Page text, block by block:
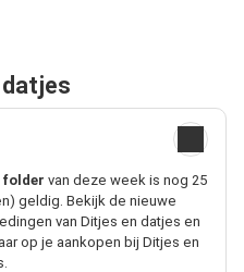
folder van deze week is nog 25
geldig. Bekijk de nieuwe
van Ditjes en datjes en
op je aankopen bij Ditjes en